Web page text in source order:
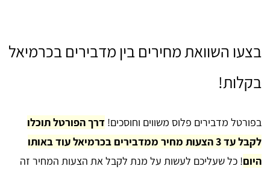
בצעו השוואת מחירים בין מדבירים בכרמיאל
בקלות!
בפורטל מדבירים פלוס משווים וחוסכים! דרך הפורטל תוכלו
לקבל עד 3 הצעות מחיר ממדבירים בכרמיאל עוד באותו
היום! כל שעליכם לעשות על מנת לקבל את הצעות המחיר זה